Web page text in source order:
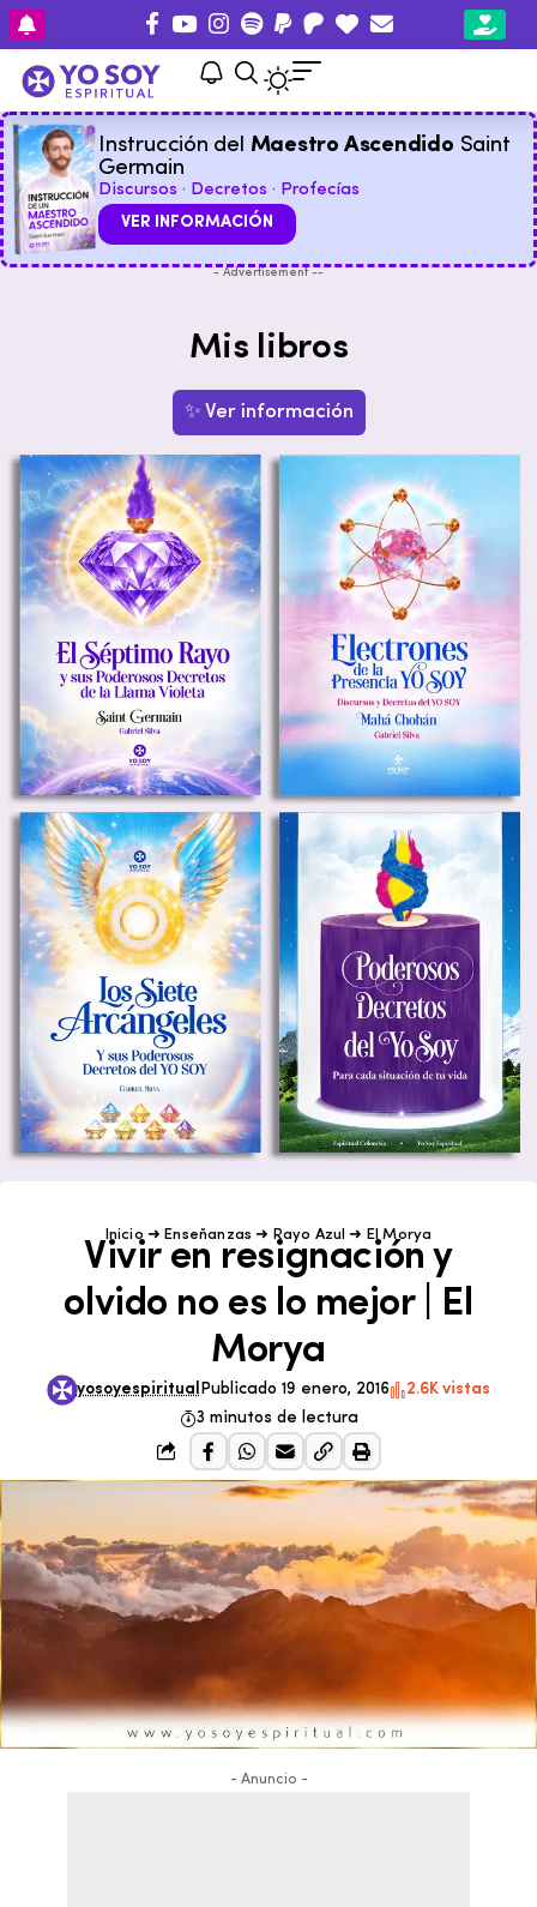
Instrucción del Maestro Ascendido Saint
Germain
Discursos · Decretos · Profecías
VER INFORMACIÓN
- Advertisement --
Mis libros
✨ Ver información
Inicio ➜ Enseñanzas ➜ Rayo Azul ➜ El Morya
Vivir en resignación y
olvido no es lo mejor | El
Morya
yosoyespiritual Publicado 19 enero, 2016
2.6K vistas
3 minutos de lectura
- Anuncio -